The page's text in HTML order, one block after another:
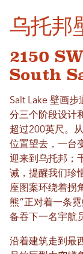
乌托邦
2150
South
Salt Lake 壁画步
分三个阶段设计
超过200英尺。
位置望去，一台
迎来到乌托邦；
诫，提醒我们珍
座图案环绕着拐
熊”正对着一条
备吞下一名宇航
沿着建筑走到最